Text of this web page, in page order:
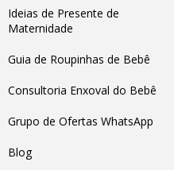
Ideias de Presente de
Maternidade
Guia de Roupinhas de Bebê
Consultoria Enxoval do Bebê
Grupo de Ofertas WhatsApp
Blog